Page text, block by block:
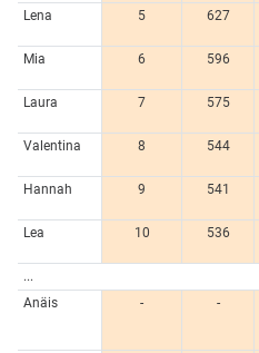
Lena
5 627
Mia
6 596
Laura
7 575
Valentina
8 544
Hannah
9 541
Lea
10 536
...
Anäis
- -